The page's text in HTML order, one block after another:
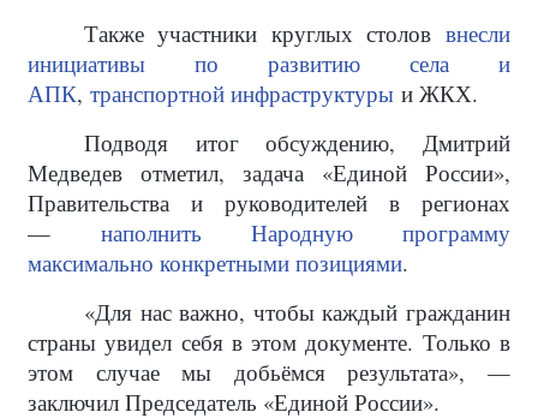
Также участники круглых столов внесли
инициативы по развитию села и
АПК, транспортной инфраструктуры и ЖКХ.
Подводя итог обсуждению, Дмитрий
Медведев отметил, задача «Единой России»,
Правительства и руководителей в регионах
— наполнить Народную программу
максимально конкретными позициями.
«Для нас важно, чтобы каждый гражданин
страны увидел себя в этом документе. Только в
этом случае мы добьёмся результата», —
заключил Председатель «Единой России».